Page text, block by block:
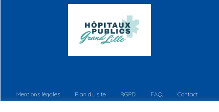
Mentions légales Plan du site RGPD FAQ
Contact